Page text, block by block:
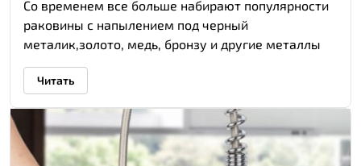
Со временем все больше набирают популярности
раковины с напылением под черный
металик,золото, медь, бронзу и другие металлы
Читать